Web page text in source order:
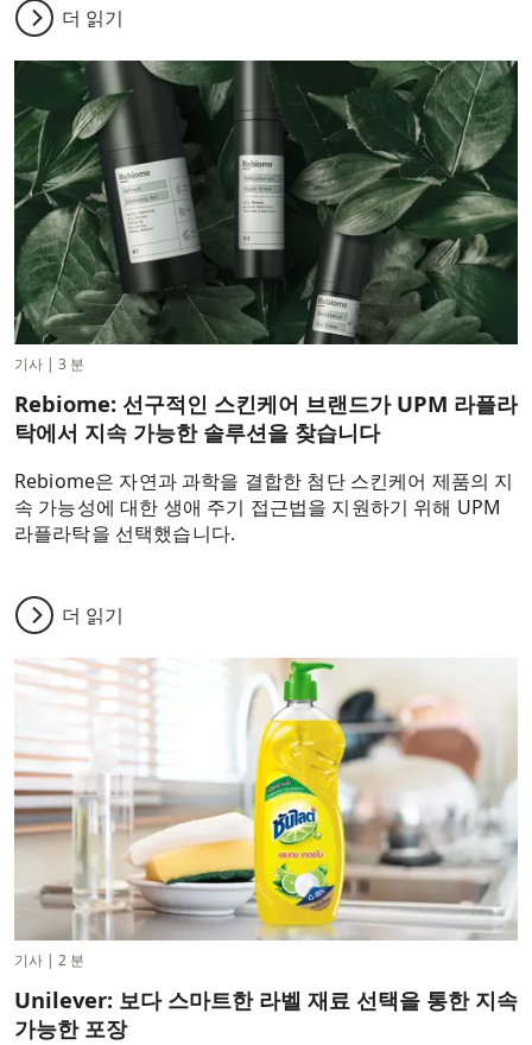
더 읽기
기사 | 3 분
Rebiome: 선구적인 스킨케어 브랜드가 UPM 라플라
탁에서 지속 가능한 솔루션을 찾습니다
Rebiome은 자연과 과학을 결합한 첨단 스킨케어 제품의 지
속 가능성에 대한 생애 주기 접근법을 지원하기 위해 UPM
라플라탁을 선택했습니다.
더 읽기
기사 | 2 분
Unilever: 보다 스마트한 라벨 재료 선택을 통한 지속
가능한 포장